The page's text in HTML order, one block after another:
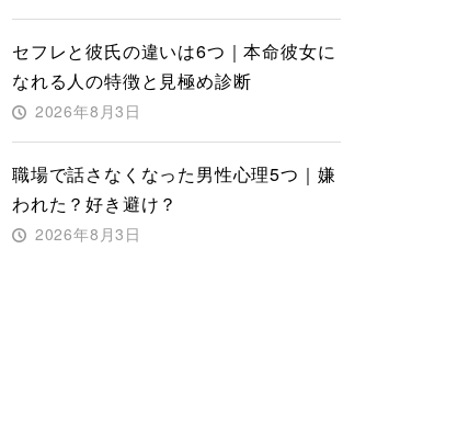
セフレと彼氏の違いは6つ｜本命彼女に
なれる人の特徴と見極め診断
2026年8月3日
職場で話さなくなった男性心理5つ｜嫌
われた？好き避け？
2026年8月3日